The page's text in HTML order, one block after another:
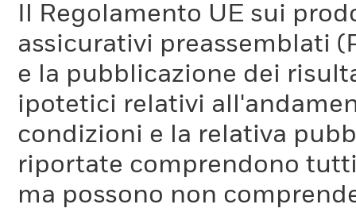
Il Regolamento UE sui
assicurativi preassemblati
e la pubblicazione dei
ipotetici relativi
condizioni e la relativa
riportate comprendono
ma possono non